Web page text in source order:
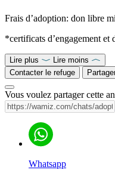
Frais d’adoption: don libre
*certificats d’engagement et
Lire plus
Lire moins
Contacter le refuge
Vous voulez partager cette
Whatsapp